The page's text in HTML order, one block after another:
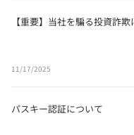
【重要】当社を騙る投資詐
11/17/2025
パスキー認証について